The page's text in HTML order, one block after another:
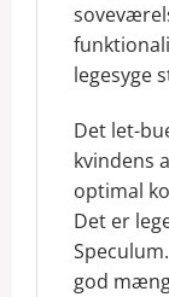
legesyge
Det let-
kvindens
optimal
Det er
god